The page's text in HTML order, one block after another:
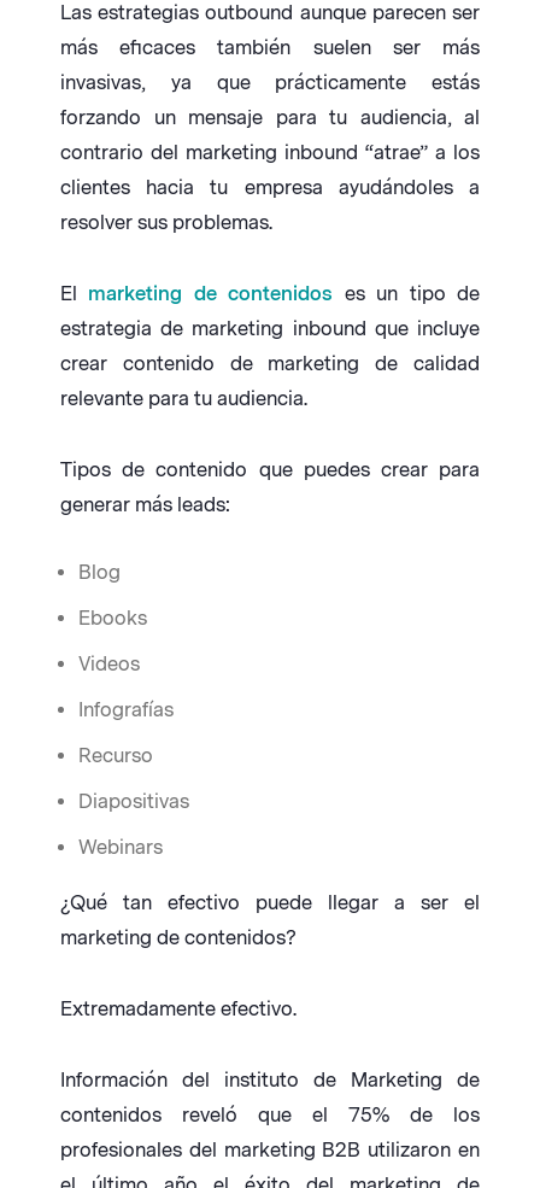
Las estrategias outbound aunque parecen ser
más eficaces también suelen ser más
invasivas, ya que prácticamente estás
forzando un mensaje para tu audiencia, al
contrario del marketing inbound “atrae” a los
clientes hacia tu empresa ayudándoles a
resolver sus problemas.
El marketing de contenidos es un tipo de
estrategia de marketing inbound que incluye
crear contenido de marketing de calidad
relevante para tu audiencia.
Tipos de contenido que puedes crear para
generar más leads:
Blog
Ebooks
Videos
Infografías
Recurso
Diapositivas
Webinars
¿Qué tan efectivo puede llegar a ser el
marketing de contenidos?
Extremadamente efectivo.
Información del instituto de Marketing de
contenidos reveló que el 75% de los
profesionales del marketing B2B utilizaron en